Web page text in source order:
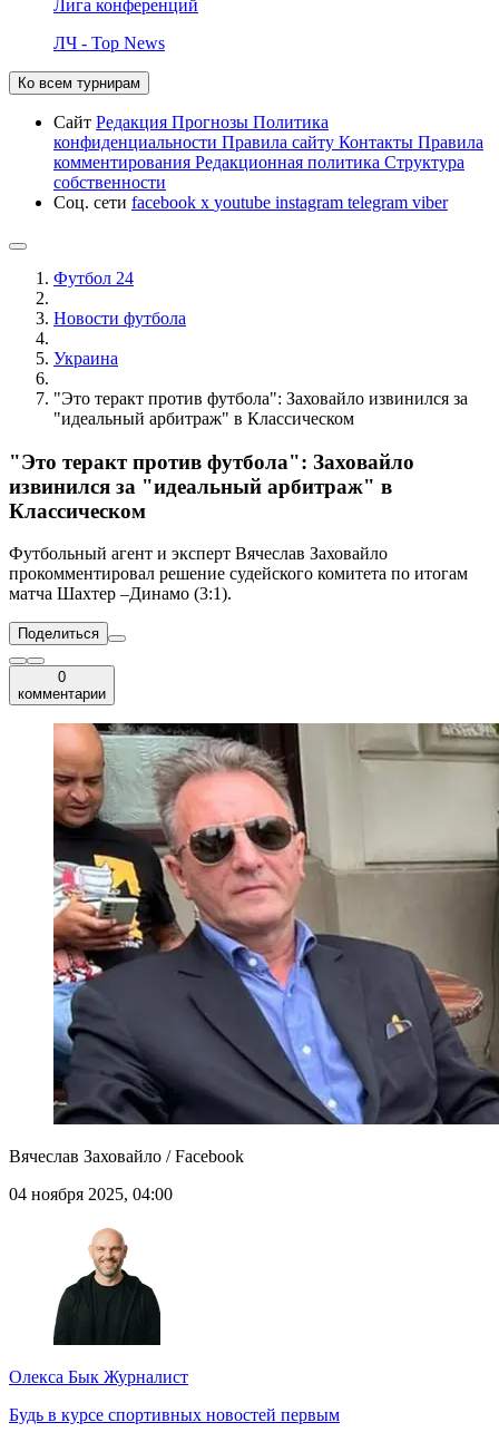
Лига конференций
ЛЧ - Top News
Ко всем турнирам
Сайт Редакция Прогнозы Политика
конфиденциальности Правила сайту Контакты Правила
комментирования Редакционная политика Структура
собственности
Соц. сети facebook x youtube instagram telegram viber
Футбол 24
Новости футбола
Украина
"Это теракт против футбола": Заховайло извинился за
"идеальный арбитраж" в Классическом
"Это теракт против футбола": Заховайло
извинился за "идеальный арбитраж" в
Классическом
Футбольный агент и эксперт Вячеслав Заховайло
прокомментировал решение судейского комитета по итогам
матча Шахтер –Динамо (3:1).
Поделиться
0
комментарии
Вячеслав Заховайло / Facebook
04 ноября 2025, 04:00
Олекса Бык Журналист
Будь в курсе спортивных новостей первым